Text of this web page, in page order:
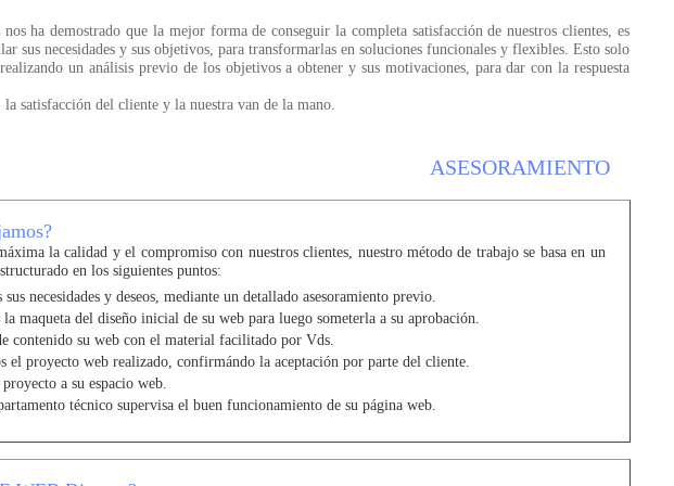
nos ha demostrado que la mejor forma de conseguir la completa satisfacción de nuestros clientes, es
sus necesidades y sus objetivos, para transformarlas en soluciones funcionales y flexibles. Esto solo
un análisis previo de los objetivos a obtener y sus motivaciones, para dar con la respuesta
la satisfacción del cliente y la nuestra van de la mano.
la calidad y el compromiso con nuestros clientes, nuestro método de trabajo se basa en un
en los siguientes puntos:
necesidades y deseos, mediante un detallado asesoramiento previo.
la maqueta del diseño inicial de su web para luego someterla a su aprobación.
contenido su web con el material facilitado por Vds.
el proyecto web realizado, confirmándo la aceptación por parte del cliente.
a su espacio web.
técnico supervisa el buen funcionamiento de su página web.